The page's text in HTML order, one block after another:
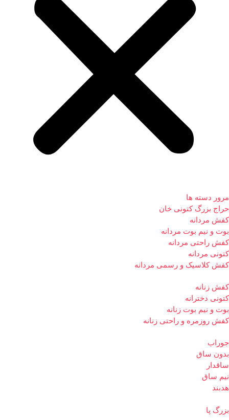
مرور دسته ها
حراج بزرگ کتونی خان
کفش مردانه
بوت و نیم بوت مردانه
کفش راحتی مردانه
کتونی مردانه
کفش کلاسیک و رسمی مردانه
کفش زنانه
کتونی دخترانه
بوت و نیم بوت زنانه
کفش روزمره و راحتی زنانه
جوراب
بدون ساق
ساقدار
نیم ساق
هدبند
بزرگ پا